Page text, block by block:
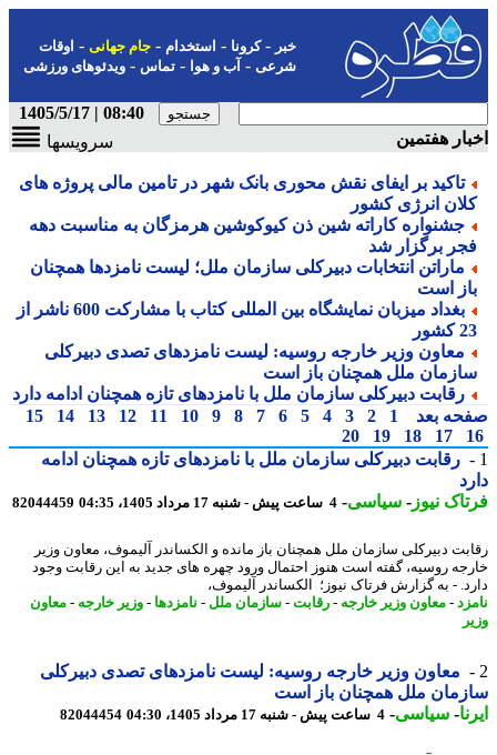
-کرونا-استخدام- جام جهانی-اوقات
شرعی-آب و هوا-تماس-ویدئوهای ورزشی
08:40 | 1405/5/17
هفتمین
سرویسها
تاکید بر ایفای نقش محوری بانک شهر در تامین مالی پروژه های
انرژی کشور
جشنواره کاراته شین ذن کیوکوشین هرمزگان به مناسبت دهه
برگزار شد
ماراتن انتخابات دبیرکلی سازمان ملل؛ لیست نامزدها همچنان
است
بغداد میزبان نمایشگاه بین المللی کتاب با مشارکت 600 ناشر از
معاون وزیر خارجه روسیه: لیست نامزدهای تصدی دبیرکلی
ملل همچنان باز است
رقابت دبیرکلی سازمان ملل با نامزدهای تازه همچنان ادامه دارد
بعد
1
2
3
4
5
6
7
8
9
10
11
12
13
14
15
17
18
19
20
رقابت دبیرکلی سازمان ملل با نامزدهای تازه همچنان ادامه
نیوز-سیاسی-4 ساعت پیش - شنبه 17 مرداد 1405، 04:35 82044459
دبیرکلی سازمان ملل همچنان باز مانده و الکساندر آلیموف، معاون وزیر
روسیه، گفته است هنوز احتمال ورود چهره های جدید به این رقابت وجود
- به گزارش فرتاک نیوز؛ الکساندر آلیموف،
-معاون وزیر خارجه-رقابت-سازمان ملل -نامزدها-وزیر خارجه-معاون
معاون وزیر خارجه روسیه: لیست نامزدهای تصدی دبیرکلی
ملل همچنان باز است
-سیاسی-4 ساعت پیش - شنبه 17 مرداد 1405، 04:30 82044454